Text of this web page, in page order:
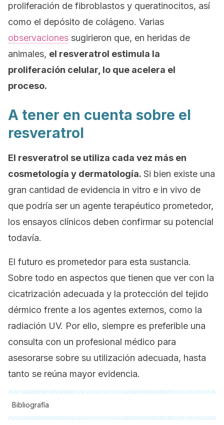
proliferación de fibroblastos y queratinocitos, así
como el depósito de colágeno. Varias
observaciones sugirieron que, en heridas de
animales, el resveratrol estimula la
proliferación celular, lo que acelera el
proceso.
A tener en cuenta sobre el
resveratrol
El resveratrol se utiliza cada vez más en
cosmetología y dermatología. Si bien existe una
gran cantidad de evidencia in vitro e in vivo de
que podría ser un agente terapéutico prometedor,
los ensayos clínicos deben confirmar su potencial
todavía.
El futuro es prometedor para esta sustancia.
Sobre todo en aspectos que tienen que ver con la
cicatrización adecuada y la protección del tejido
dérmico frente a los agentes externos, como la
radiación UV. Por ello, siempre es preferible una
consulta con un profesional médico para
asesorarse sobre su utilización adecuada, hasta
tanto se reúna mayor evidencia.
Bibliografía
Todas las fuentes citadas fueron revisadas a profundidad por